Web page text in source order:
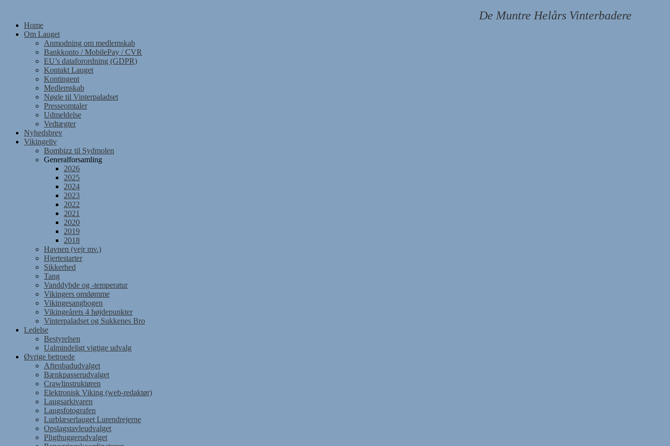
content
De Muntre Helårs Vinterbadere
Home
Om Lauget
Anmodning om medlemskab
Bankkonto / MobilePay / CVR
EU’s dataforordning (GDPR)
Kontakt Lauget
Kontingent
Medlemskab
Nøgle til Vinterpaladset
Presseomtaler
Udmeldelse
Vedtægter
Nyhedsbrev
Vikingeliv
Bombizz til Sydmolen
Generalforsamling
2026
2025
2024
2023
2022
2021
2020
2019
2018
Havnen (vejr mv.)
Hjertestarter
Sikkerhed
Tang
Vanddybde og -temperatur
Vikingers omdømme
Vikingesangbogen
Vikingeårets 4 højdepunkter
Vinterpaladset og Sukkenes Bro
Ledelse
Bestyrelsen
Ualmindeligt vigtige udvalg
Øvrige betroede
Aftenbadudvalget
Bænkpasserudvalget
Crawlinstruktøren
Elektronisk Viking (web-redaktør)
Laugsarkivaren
Laugsfotografen
Lurblæserlauget Lurendrejerne
Opslagstavleudvalget
Pligthuggerudvalget